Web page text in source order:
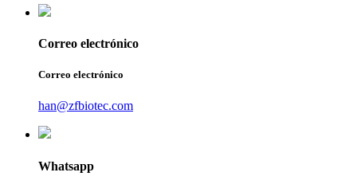
Correo electrónico
Correo electrónico
han@zfbiotec.com
Whatsapp